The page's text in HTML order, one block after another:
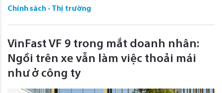
Chính sách - Thị trường
VinFast VF 9 trong mắt doanh nhân:
Ngồi trên xe vẫn làm việc thoải mái
như ở công ty